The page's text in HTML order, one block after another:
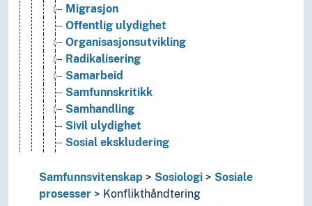
Migrasjon
Offentlig ulydighet
Organisasjonsutvikling
Radikalisering
Samarbeid
Samfunnskritikk
Samhandling
Sivil ulydighet
Sosial ekskludering
Sosial kontroll
Sosial mobilitet
Samfunnsvitenskap Sosiologi
Sosiale
prosesser
Konflikthåndtering